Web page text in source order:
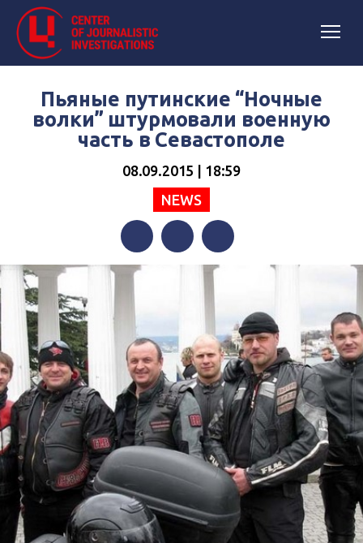
Пьяные путинские “Ночные
волки” штурмовали военную
часть в Севастополе
08.09.2015 | 18:59
NEWS
FacebookTwitterTelegram